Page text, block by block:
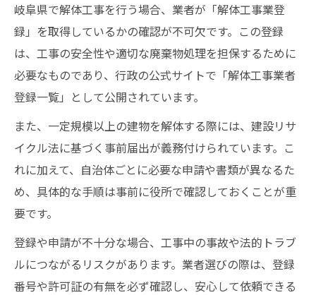
徴
失敗しない解体業者選びの比較観点とは
実績と口コミで分かる解体依頼の安心基準
実績豊富な岐阜解体業者の見分け方とポイ
ント
口コミから読み解く信頼できる解体工事業
者
依頼前に確認したい岐阜県解体業者の評価
基準
ク法
口コミ評価が高い解体業者の共通点を探る
岐阜県で解体工事を行う場合、業者が「解体工事業登
録」を取得しているかの確認が不可欠です。この登録
は、工事の安全性や適切な廃棄物処理を担保するために
必要なものであり、行政の公式サイトで「解体工事業者
登録一覧」として公開されています。
また、一定規模以上の建物を解体する際には、建設リサ
イクル法に基づく事前届出が義務付けられています。こ
れに加えて、自治体ごとに必要な申請や書類が異なるた
め、具体的な手順は事前に役所で確認しておくことが重
要です。
登録や申請が不十分な場合、工事中の事故や法的トラブ
ルにつながるリスクがあります。業者選びの際は、登録
番号や許可証の有無を必ず確認し、安心して依頼できる